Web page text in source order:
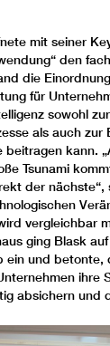
mit seiner
den
die
für
sowohl
als auch zur
beitragen kann.
Tsunami
der
vergleichbar
ging Blask
ein und betonte,
ihre
absichern und